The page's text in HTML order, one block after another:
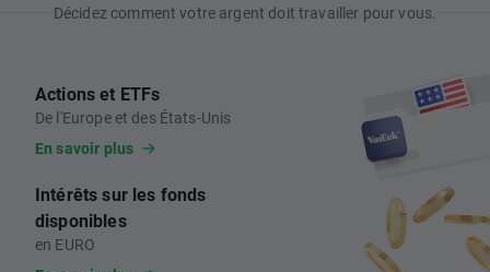
Décidez comment votre argent doit travailler pour vous.
Actions et ETFs
De l'Europe et des États-Unis
En savoir plus
Intérêts sur les fonds
disponibles
en EURO